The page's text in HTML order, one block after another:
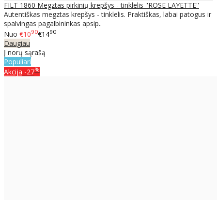
FILT 1860 Megztas pirkinių krepšys - tinklelis ''ROSE LAYETTE''
Autentiškas megztas krepšys - tinklelis. Praktiškas, labai patogus ir
spalvingas pagalbininkas apsip..
Nuo €1090€1490
Daugiau
Į norų sąrašą
Populiari
Akcija -27%